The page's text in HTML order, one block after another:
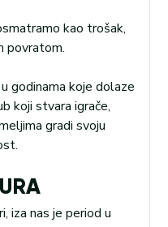
kao trošak,
povratom.
godinama koje dolaze
koji stvara igrače,
gradi svoju
iza nas je period u